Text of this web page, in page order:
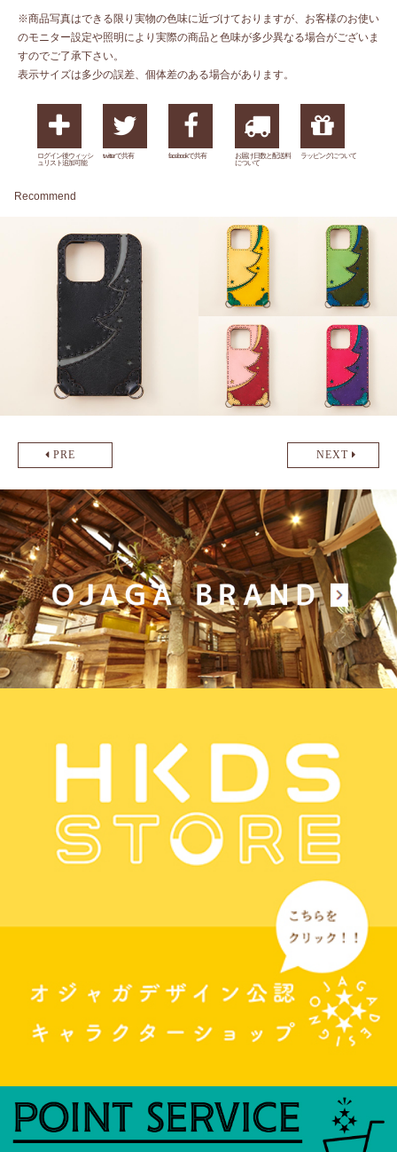
※商品写真はできる限り実物の色味に近づけておりますが、お客様のお使い
のモニター設定や照明により実際の商品と色味が多少異なる場合がございま
すのでご了承下さい。
表示サイズは多少の誤差、個体差のある場合があります。
ログイン後ウィッシ
ュリスト追加可能
twitterで共有 facebookで共有
お届け日数と配送料
について
ラッピングについて
Recommend